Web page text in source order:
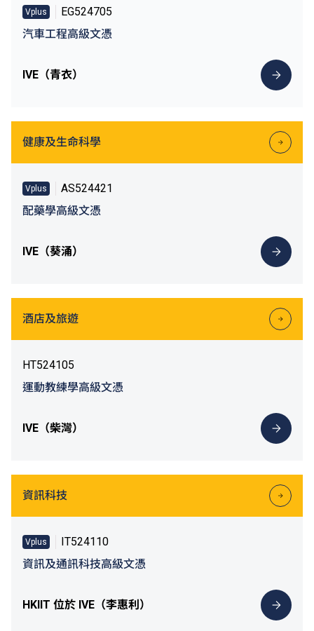
Vplus
EG524705
汽車工程高級文憑
IVE（青衣）
健康及生命科學
Vplus
AS524421
配藥學高級文憑
IVE（葵涌）
酒店及旅遊
HT524105
運動教練學高級文憑
IVE（柴灣）
資訊科技
Vplus
IT524110
資訊及通訊科技高級文憑
HKIIT 位於 IVE（李惠利）